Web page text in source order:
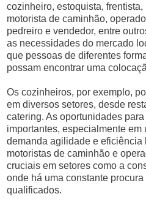
cozinheiro, estoquista,
motorista de caminhão,
pedreiro e vendedor, entre
as necessidades do mercado
que pessoas de diferentes
possam encontrar uma
Os cozinheiros, por exemplo,
em diversos setores, desde
catering. As oportunidades
importantes, especialmente em
demanda agilidade e eficiência
motoristas de caminhão e
cruciais em setores como a
onde há uma constante
qualificados.